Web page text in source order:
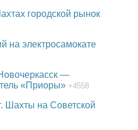
городской рынок
на электросамокате
—
«Приоры» +4558
Шахты на Советской